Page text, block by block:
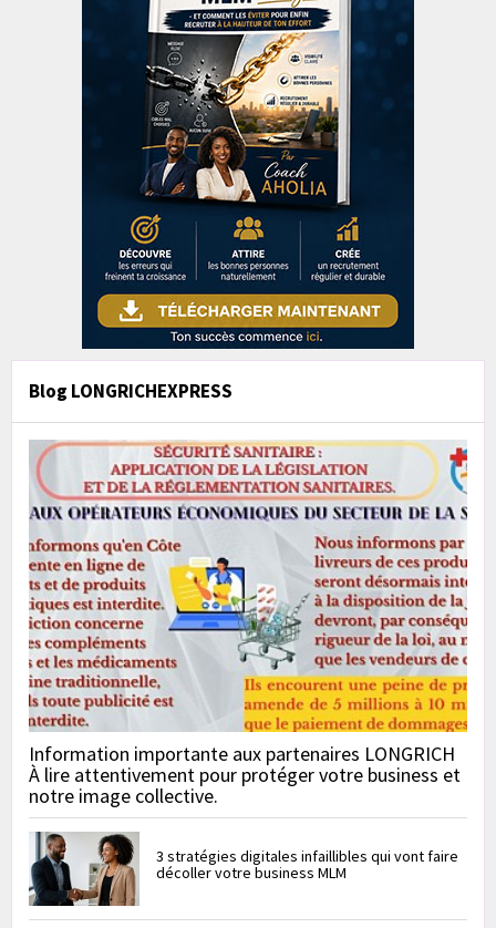
Blog LONGRICHEXPRESS
Information importante aux partenaires LONGRICH
À lire attentivement pour protéger votre business et
notre image collective.
3 stratégies digitales infaillibles qui vont faire
décoller votre business MLM